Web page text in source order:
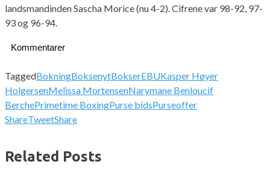
landsmandinden Sascha Morice (nu 4-2). Cifrene var 98-92, 97-
93 og 96-94.
Kommentarer
TaggedBokningBoksenytBokserEBUKasper Høyer
HolgersenMelissa MortensenNarymane Benloucif
BerchePrimetime BoxingPurse bidsPurseoffer
ShareTweetShare
Related Posts